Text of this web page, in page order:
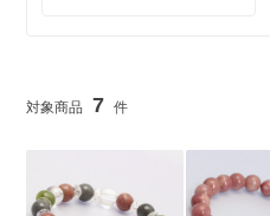
7